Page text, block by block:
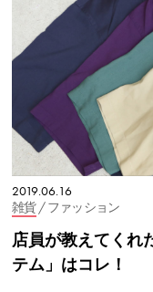
2019.06.16
雑貨/ ファッション
店員が教えてくれ
テム」はコレ！